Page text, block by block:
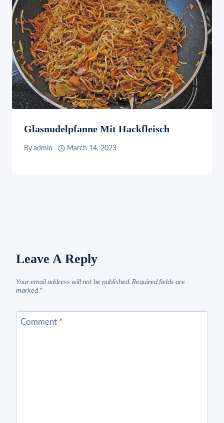
Glasnudelpfanne Mit Hackfleisch
By admin March 14, 2023
Leave A Reply
Your email address will not be published. Required fields are
marked *
Comment *